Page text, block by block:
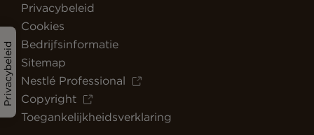
Privacybeleid
Privacybeleid
Cookies
Bedrijfsinformatie
Sitemap
Nestlé Professional
Copyright
Toegankelijkheidsverklaring